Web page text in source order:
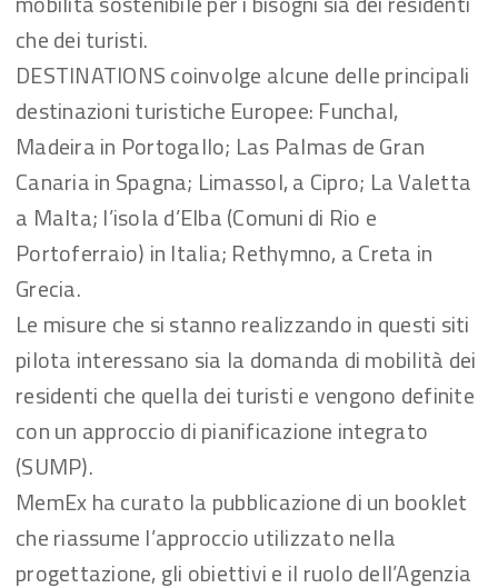
che dei turisti.
DESTINATIONS coinvolge alcune delle principali
destinazioni turistiche Europee: Funchal,
Madeira in Portogallo; Las Palmas de Gran
Canaria in Spagna; Limassol, a Cipro; La Valetta
a Malta; l’isola d’Elba (Comuni di Rio e
Portoferraio) in Italia; Rethymno, a Creta in
Grecia.
Le misure che si stanno realizzando in questi siti
pilota interessano sia la domanda di mobilità dei
residenti che quella dei turisti e vengono definite
con un approccio di pianificazione integrato
(SUMP).
MemEx ha curato la pubblicazione di un booklet
che riassume l’approccio utilizzato nella
progettazione, gli obiettivi e il ruolo dell’Agenzia